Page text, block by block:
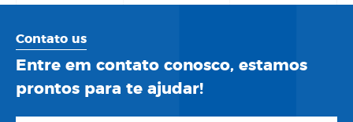
Contato us
Entre em contato conosco, estamos
prontos para te ajudar!